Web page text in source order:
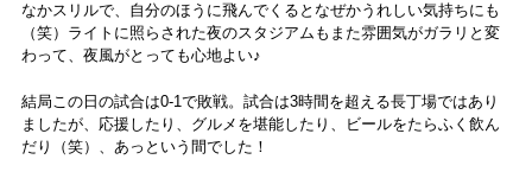
なかスリルで、自分のほうに飛んでくるとなぜかうれしい気持ちにも
（笑）ライトに照らされた夜のスタジアムもまた雰囲気がガラリと変
わって、夜風がとっても心地よい♪
結局この日の試合は0-1で敗戦。試合は3時間を超える長丁場ではあり
ましたが、応援したり、グルメを堪能したり、ビールをたらふく飲ん
だり（笑）、あっという間でした！